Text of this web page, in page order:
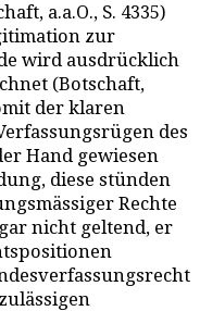
a.a.O., S. 4335)
zur
wird ausdrücklich
(Botschaft,
der klaren
des
Hand gewiesen
diese stünden
Rechte
nicht geltend, er